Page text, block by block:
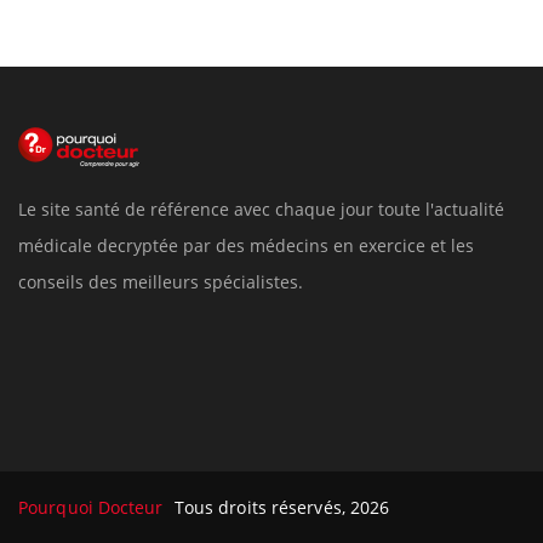
Le site santé de référence avec chaque jour toute l'actualité
médicale decryptée par des médecins en exercice et les
conseils des meilleurs spécialistes.
Pourquoi Docteur Tous droits réservés, 2026